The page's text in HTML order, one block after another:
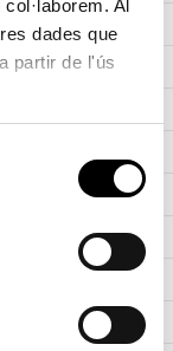
Al
dades que
partir de l'ús